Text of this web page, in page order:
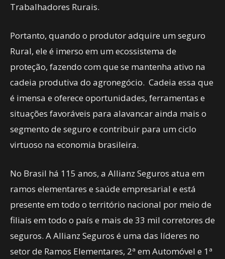
Trabalhadores Rurais.
Portanto, quando o produtor adquire um seguro
Rural, ele é imerso em um ecossistema de
proteção, fazendo com que se mantenha ativo na
cadeia produtiva do agronegócio. Cadeia essa que
é imensa e oferece oportunidades, ferramentas e
situações favoráveis para alavancar ainda mais o
segmento de seguro e contribuir para um ciclo
virtuoso na economia brasileira.
No Brasil há 115 anos, a Allianz Seguros atua em
ramos elementares e saúde empresarial e está
presente em todo o território nacional por meio de
filiais em todo o país e mais de 33 mil corretores de
seguros. A Allianz Seguros é uma das líderes no
setor de Ramos Elementares, 2ª em Automóvel e 1ª